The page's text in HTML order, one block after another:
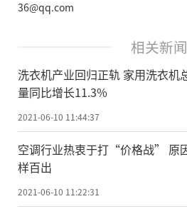
36@qq.com
相关新闻
洗衣机产业回归正轨 家用洗衣机
量同比增长11.3%
2021-06-10 11:44:37
空调行业热衷于打“价格战” 原
样百出
2021-06-10 11:22:31